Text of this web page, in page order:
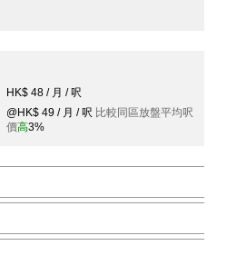
HK$ 48 / 月 / 呎
@HK$ 49 / 月 / 呎 比較同區放盤平均呎
價高3%